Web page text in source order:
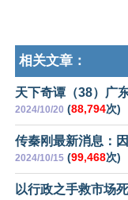
相关文章：
天下奇谭（38）广
2024/10/20 (88,794次)
传秦刚最新消息：
2024/10/15 (99,468次)
以行政之手救市场